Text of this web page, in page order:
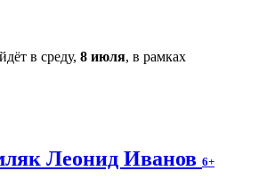
в среду, 8 июля, в рамках
Леонид Иванов 6+